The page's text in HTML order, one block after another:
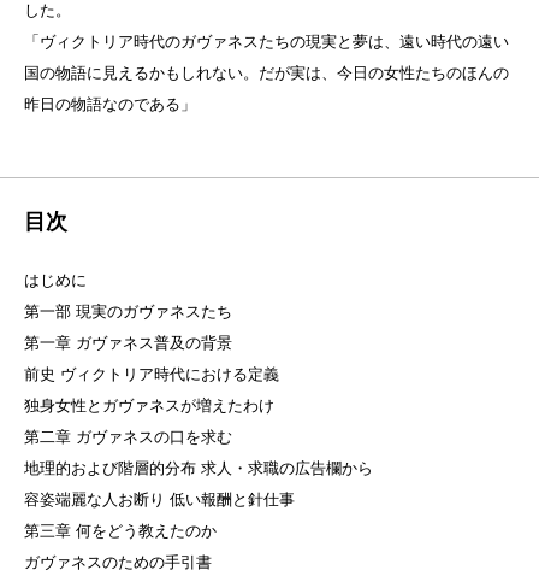
した。
「ヴィクトリア時代のガヴァネスたちの現実と夢は、遠い時代の遠い
国の物語に見えるかもしれない。だが実は、今日の女性たちのほんの
昨日の物語なのである」
目次
はじめに
第一部 現実のガヴァネスたち
第一章 ガヴァネス普及の背景
前史 ヴィクトリア時代における定義
独身女性とガヴァネスが増えたわけ
第二章 ガヴァネスの口を求む
地理的および階層的分布 求人・求職の広告欄から
容姿端麗な人お断り 低い報酬と針仕事
第三章 何をどう教えたのか
ガヴァネスのための手引書